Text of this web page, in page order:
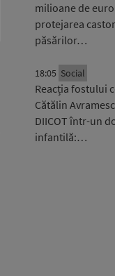
milioane de
protejarea
păsărilor…
18:05 Social
Reacția fostului
Cătălin
DIICOT într-un
infantilă:…